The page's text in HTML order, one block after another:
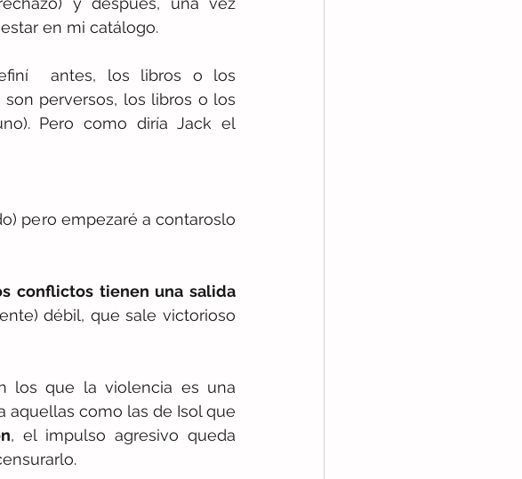
en mi catálogo.
perversos, los libros o los
Pero como diría Jack el
pero empezaré a contaroslo
conflictos tienen una salida
débil, que sale victorioso
los que la violencia es una
, el impulso agresivo queda